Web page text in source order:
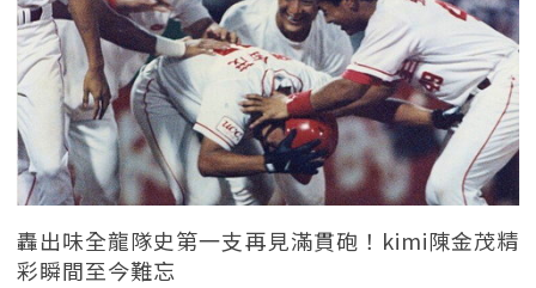
轟出味全龍隊史第一支再見滿貫砲！kimi陳金茂精
彩瞬間至今難忘